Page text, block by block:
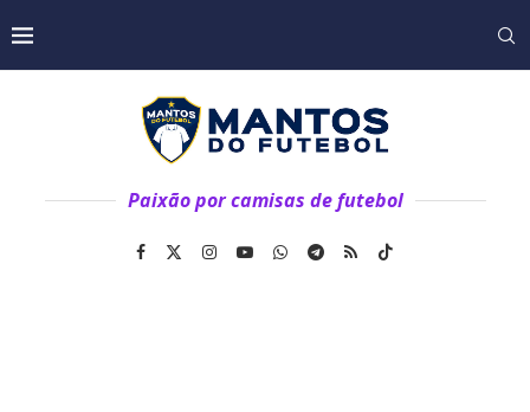
Paixão por camisas de futebol